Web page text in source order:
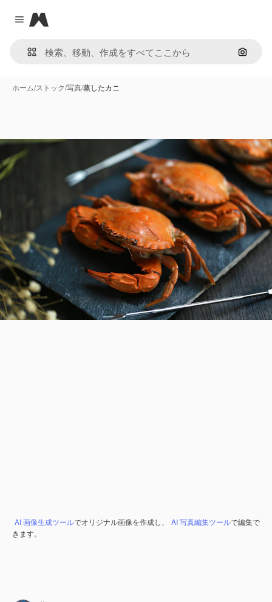
Close menu
Magnific
画像で
ホーム/ストック/写真/蒸したカニ
AI 画像生成ツールでオリジナル画像を作成し、 AI 写真編集ツールで編集で
きます。